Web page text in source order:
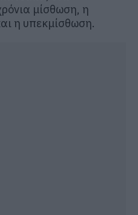
μίσθωση, η
η υπεκμίσθωση.